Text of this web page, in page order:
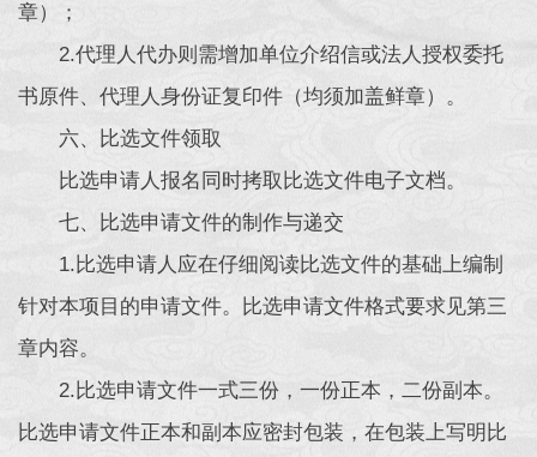
章）；
2.代理人代办则需增加单位介绍信或法人授权委托
书原件、代理人身份证复印件（均须加盖鲜章）。
六、比选文件领取
比选申请人报名同时拷取比选文件电子文档。
七、比选申请文件的制作与递交
1.比选申请人应在仔细阅读比选文件的基础上编制
针对本项目的申请文件。比选申请文件格式要求见第三
章内容。
2.比选申请文件一式三份，一份正本，二份副本。
比选申请文件正本和副本应密封包装，在包装上写明比